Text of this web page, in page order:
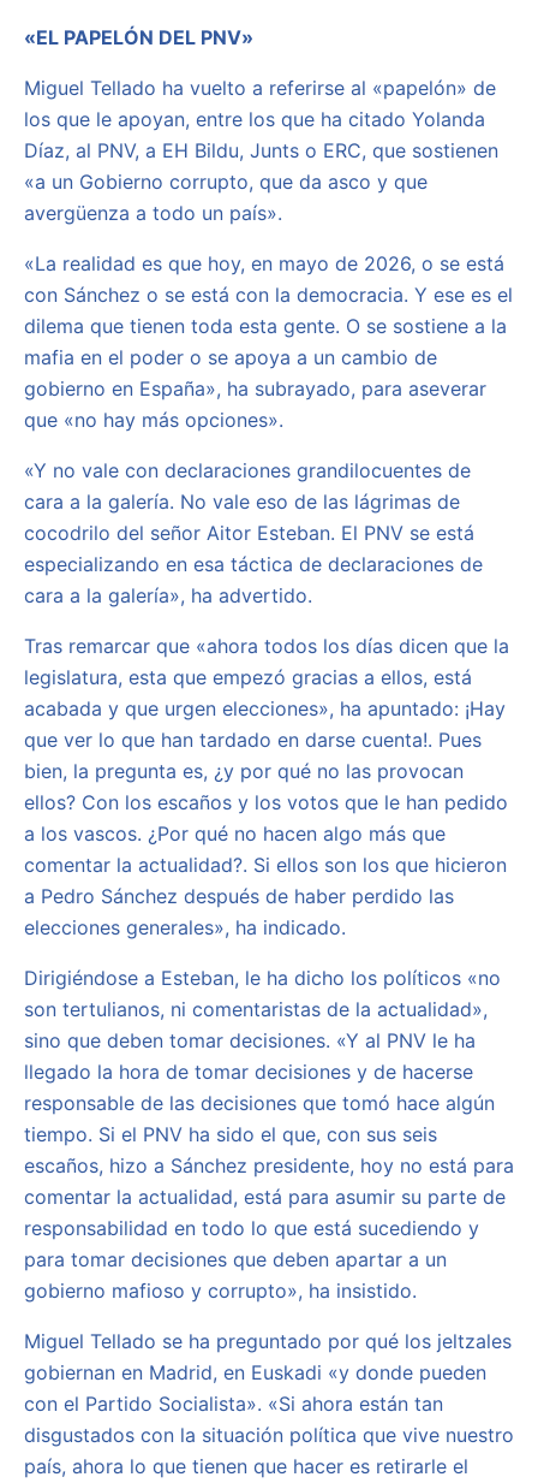
«EL PAPELÓN DEL PNV»
Miguel Tellado ha vuelto a referirse al «papelón» de
los que le apoyan, entre los que ha citado Yolanda
Díaz, al PNV, a EH Bildu, Junts o ERC, que sostienen
«a un Gobierno corrupto, que da asco y que
avergüenza a todo un país».
«La realidad es que hoy, en mayo de 2026, o se está
con Sánchez o se está con la democracia. Y ese es el
dilema que tienen toda esta gente. O se sostiene a la
mafia en el poder o se apoya a un cambio de
gobierno en España», ha subrayado, para aseverar
que «no hay más opciones».
«Y no vale con declaraciones grandilocuentes de
cara a la galería. No vale eso de las lágrimas de
cocodrilo del señor Aitor Esteban. El PNV se está
especializando en esa táctica de declaraciones de
cara a la galería», ha advertido.
Tras remarcar que «ahora todos los días dicen que la
legislatura, esta que empezó gracias a ellos, está
acabada y que urgen elecciones», ha apuntado: ¡Hay
que ver lo que han tardado en darse cuenta!. Pues
bien, la pregunta es, ¿y por qué no las provocan
ellos? Con los escaños y los votos que le han pedido
a los vascos. ¿Por qué no hacen algo más que
comentar la actualidad?. Si ellos son los que hicieron
a Pedro Sánchez después de haber perdido las
elecciones generales», ha indicado.
Dirigiéndose a Esteban, le ha dicho los políticos «no
son tertulianos, ni comentaristas de la actualidad»,
sino que deben tomar decisiones. «Y al PNV le ha
llegado la hora de tomar decisiones y de hacerse
responsable de las decisiones que tomó hace algún
tiempo. Si el PNV ha sido el que, con sus seis
escaños, hizo a Sánchez presidente, hoy no está para
comentar la actualidad, está para asumir su parte de
responsabilidad en todo lo que está sucediendo y
para tomar decisiones que deben apartar a un
gobierno mafioso y corrupto», ha insistido.
Miguel Tellado se ha preguntado por qué los jeltzales
gobiernan en Madrid, en Euskadi «y donde pueden
con el Partido Socialista». «Si ahora están tan
disgustados con la situación política que vive nuestro
país, ahora lo que tienen que hacer es retirarle el